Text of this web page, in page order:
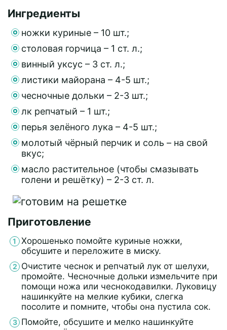
Ингредиенты
ножки куриные – 10 шт.;
столовая горчица – 1 ст. л.;
винный уксус – 3 ст. л.;
листики майорана – 4-5 шт.;
чесночные дольки – 2-3 шт.;
лк репчатый – 1 шт.;
перья зелёного лука – 4-5 шт.;
молотый чёрный перчик и соль – на свой
вкус;
масло растительное (чтобы смазывать
голени и решётку) – 2-3 ст. л.
Приготовление
Хорошенько помойте куриные ножки,
обсушите и переложите в миску.
Очистите чеснок и репчатый лук от шелухи,
промойте. Чесночные дольки измельчите при
помощи ножа или чеснокодавилки. Луковицу
нашинкуйте на мелкие кубики, слегка
посолите и помните, чтобы она пустила сок.
Помойте, обсушите и мелко нашинкуйте